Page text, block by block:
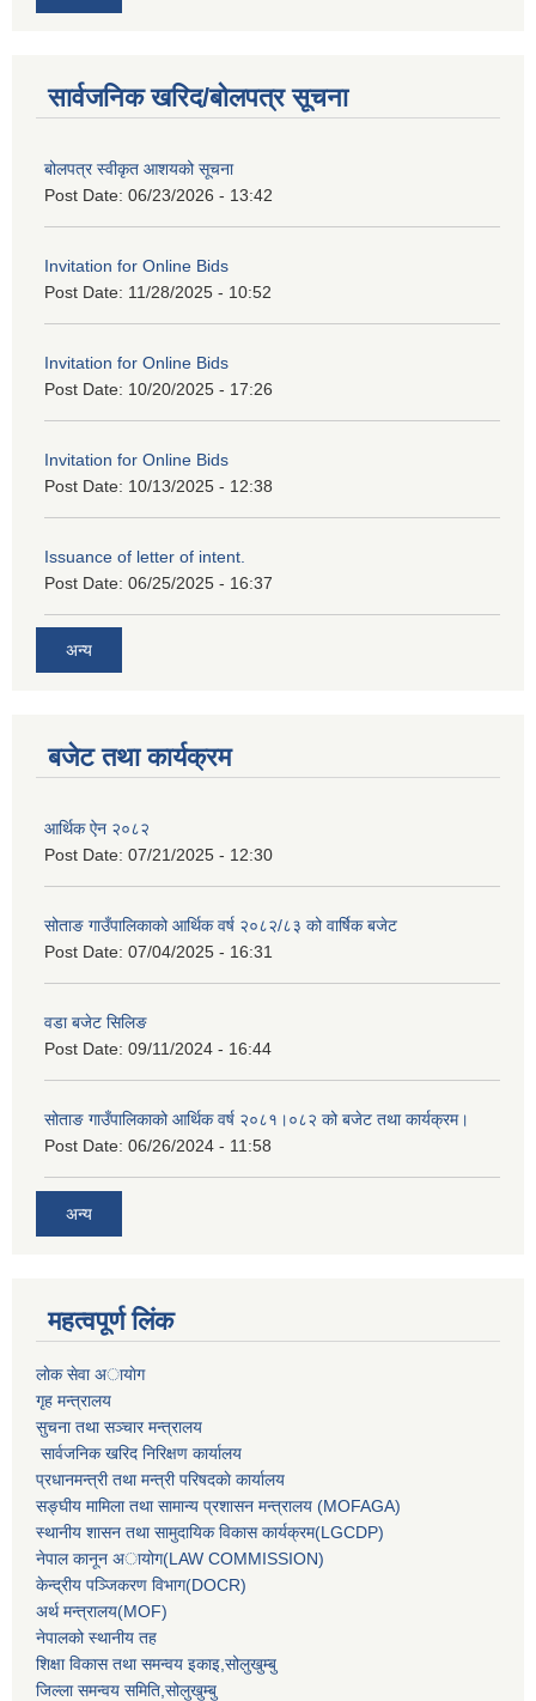
सार्वजनिक खरिद/बोलपत्र सूचना
बोलपत्र स्वीकृत आशयको सूचना
Post Date: 06/23/2026 - 13:42
Invitation for Online Bids
Post Date: 11/28/2025 - 10:52
Invitation for Online Bids
Post Date: 10/20/2025 - 17:26
Invitation for Online Bids
Post Date: 10/13/2025 - 12:38
Issuance of letter of intent.
Post Date: 06/25/2025 - 16:37
अन्य
बजेट तथा कार्यक्रम
आर्थिक ऐन २०८२
Post Date: 07/21/2025 - 12:30
सोताङ गाउँपालिकाको आर्थिक वर्ष २०८२/८३ को वार्षिक बजेट
Post Date: 07/04/2025 - 16:31
वडा बजेट सिलिङ
Post Date: 09/11/2024 - 16:44
सोताङ गाउँपालिकाको आर्थिक वर्ष २०८१।०८२ को बजेट तथा कार्यक्रम।
Post Date: 06/26/2024 - 11:58
अन्य
महत्वपूर्ण लिंक
लाेक सेवा अायाेग
गृह मन्त्रालय
सुचना तथा सञ्चार मन्त्रालय
सार्वजनिक खरिद निरिक्षण कार्यालय
प्रधानमन्त्री तथा मन्त्री परिषदकाे कार्यालय
सङ्घीय मामिला तथा सामान्य प्रशासन मन्त्रालय (MOFAGA)
स्थानीय शासन तथा सामुदायिक विकास कार्यक्रम(LGCDP)
नेपाल कानून अायोग(LAW COMMISSION)
केन्‍द्रीय पञ्‍जिकरण विभाग(DOCR)
अर्थ मन्‍त्रालय(MOF)
नेपालको स्थानीय तह
शिक्षा विकास तथा समन्वय इकाइ,सोलुखुम्बु
जिल्ला समन्वय समिति,सोलुखुम्बु